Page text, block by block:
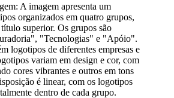
A imagem apresenta um
organizados em quatro grupos,
superior. Os grupos são
"Tecnologias" e "Apóio".
logotipos de diferentes empresas e
variam em design e cor, com
cores vibrantes e outros em tons
é linear, com os logotipos
dentro de cada grupo.